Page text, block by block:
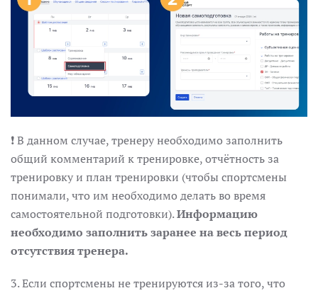
❗ В данном случае, тренеру необходимо заполнить
общий комментарий к тренировке, отчётность за
тренировку и план тренировки (чтобы спортсмены
понимали, что им необходимо делать во время
самостоятельной подготовки).Информацию
необходимо заполнить заранее на весь период
отсутствия тренера.
3️. Если спортсмены не тренируются из-за того, что